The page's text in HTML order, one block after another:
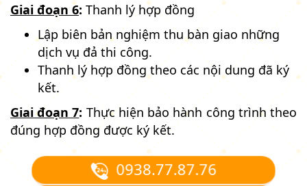
Giai đoạn 6: Thanh lý hợp đồng
Lập biên bản nghiệm thu bàn giao những
dịch vụ đả thi công.
Thanh lý hợp đồng theo các nội dung đã ký
kết.
Giai đoạn 7: Thực hiện bảo hành công trình theo
đúng hợp đồng được ký kết.
0938.77.87.76